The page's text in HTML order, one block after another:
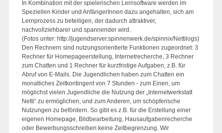
In Kombination mit der spielerischen Lernsoftware werden im
Speziellen Kinder und AnfängerInnen dazu angehalten, sich am
Lernprozess zu beteiligen, der dadurch attraktiver,
nachvollziehbarer und spannender wird.
(Fotos unter: http://jugendserver.spinnenwerk.de/spinnix/Nettilogs)
Den Rechnern sind nutzungsorientierte Funktionen zugeordnet: 3
Rechner für Homepageerstellung, Internetrecherche, 3 Rechner
zum Chatten und 1 Rechner für kurzfristige Aufgaben, z.B. für
Abruf von E-Mails. Die Jugendlichen haben zum Chatten ein
monatliches Zeitkontingent von 7 Stunden - zum Einen, um
möglichst vielen Jugendliche die Nutzung der „Internetwerkstatt
Netti“ zu ermöglichen, und zum Anderen, um schöpferische
Nutzungen zu befördern. So gibt es z.B. für die Erstellung einer
eigenen Homepage, Bildbearbeitung, Hausaufgabenrecherche
oder Bewerbungsschreiben keine Zeitbegrenzung. Wir